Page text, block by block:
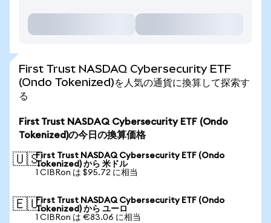
First Trust NASDAQ Cybersecurity ETF
(Ondo Tokenized)を人気の通貨に換算して探索す
る
First Trust NASDAQ Cybersecurity ETF (Ondo
Tokenized)の今日の換算価格
🇺🇸First Trust NASDAQ Cybersecurity ETF (Ondo
Tokenized) から 米ドル
1 CIBRon は $95.72 に相当
🇪🇺First Trust NASDAQ Cybersecurity ETF (Ondo
Tokenized) から ユーロ
1 CIBRon は €83.06 に相当